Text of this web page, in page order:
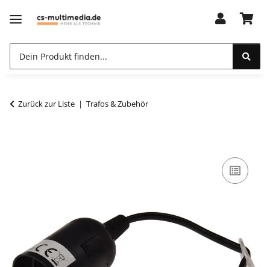
Zurück zur Liste Trafos & Zubehör